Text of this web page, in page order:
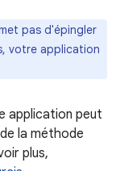
pas d'épingler
votre application
application peut
la méthode
plus,